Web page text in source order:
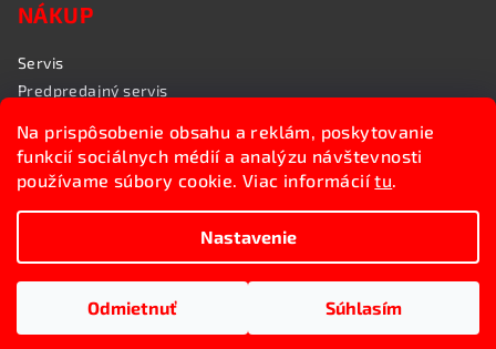
Na prispôsobenie obsahu a reklám, poskytovanie
funkcií sociálnych médií a analýzu návštevnosti
používame súbory cookie. Viac informáciítu.
Nastavenie
Odmietnuť Súhlasím
NÁKUP
Servis
Predpredajný servis
Rozvoz bicyklov
Poradenstvo
Upraviť nastavenie cookies
Vytvoril Shoptet